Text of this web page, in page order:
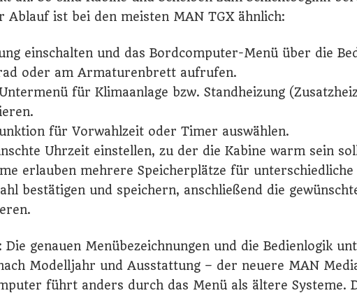
Ablauf ist bei den meisten MAN TGX ähnlich:
einschalten und das Bordcomputer-Menü über die
oder am Armaturenbrett aufrufen.
für Klimaanlage bzw. Standheizung
für Vorwahlzeit oder Timer auswählen.
Uhrzeit einstellen, zu der die Kabine warm sein
erlauben mehrere Speicherplätze für unterschiedliche
bestätigen und speichern, anschließend die
Die genauen Menübezeichnungen und die Bedienlogik
Modelljahr und Ausstattung – der neuere MAN
führt anders durch das Menü als ältere Systeme.